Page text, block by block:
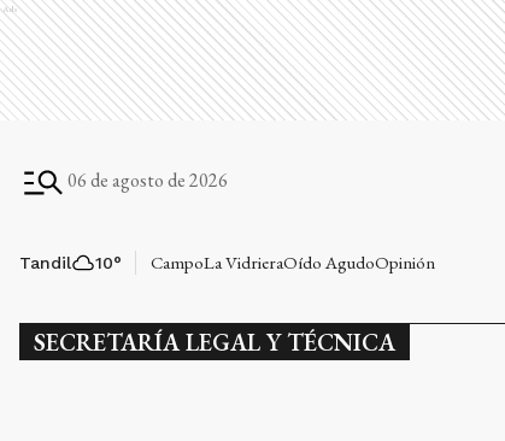
Ads
06 de agosto de 2026
Tandil 10° CampoLa VidrieraOído AgudoOpinión
SECRETARÍA LEGAL Y TÉCNICA